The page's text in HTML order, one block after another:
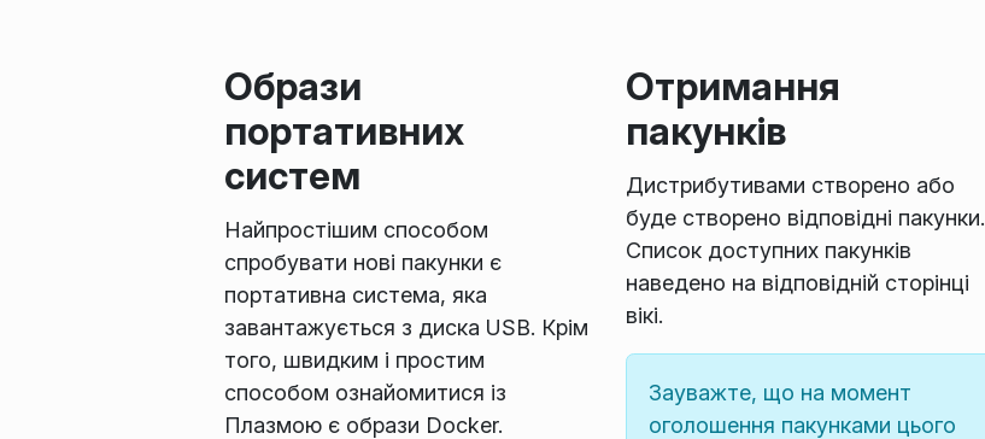
Образи
портативних
систем
Найпростішим способом
спробувати нові пакунки є
портативна система, яка
завантажується з диска USB. Крім
того, швидким і простим
способом ознайомитися із
Плазмою є образи Docker.
Отримання
пакунків
Дистрибутивами створено або
буде створено відповідні пакунки.
Список доступних пакунків
наведено на відповідній сторінці
вікі.
Зауважте, що на момент
оголошення пакунками цього